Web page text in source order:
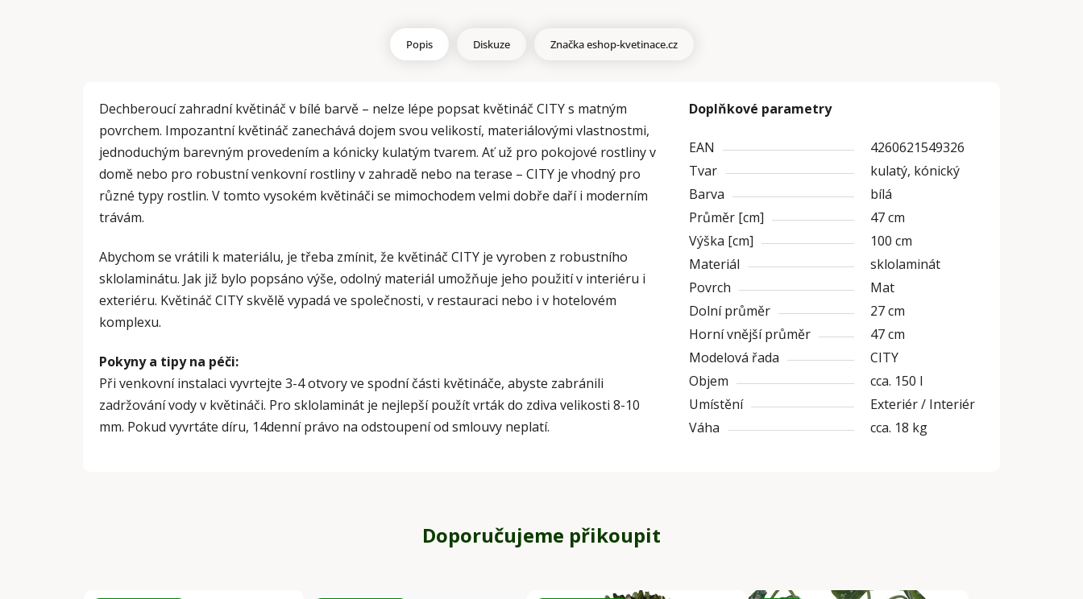
Popis Diskuze Značkaeshop-kvetinace.cz
Dechberoucí zahradní květináč v bílé barvě – nelze lépe popsat květináč CITY s matným
povrchem. Impozantní květináč zanechává dojem svou velikostí, materiálovými vlastnostmi,
jednoduchým barevným provedením a kónicky kulatým tvarem. Ať už pro pokojové rostliny v
domě nebo pro robustní venkovní rostliny v zahradě nebo na terase – CITY je vhodný pro
různé typy rostlin. V tomto vysokém květináči se mimochodem velmi dobře daří i moderním
trávám.
Abychom se vrátili k materiálu, je třeba zmínit, že květináč CITY je vyroben z robustního
sklolaminátu. Jak již bylo popsáno výše, odolný materiál umožňuje jeho použití v interiéru i
exteriéru. Květináč CITY skvělě vypadá ve společnosti, v restauraci nebo i v hotelovém
komplexu.
Pokyny a tipy na péči:
Při venkovní instalaci vyvrtejte 3-4 otvory ve spodní části květináče, abyste zabránili
zadržování vody v květináči. Pro sklolaminát je nejlepší použít vrták do zdiva velikosti 8-10
mm. Pokud vyvrtáte díru, 14denní právo na odstoupení od smlouvy neplatí.
Doplňkové parametry
EAN
4260621549326
Tvar
kulatý, kónický
Barva
bílá
Průměr [cm]
47 cm
Výška [cm]
100 cm
Materiál
sklolaminát
Povrch
Mat
Dolní průměr
27 cm
Horní vnější průměr
47 cm
Modelová řada
CITY
Objem
cca. 150 l
Umístění
Exteriér / Interiér
Váha
cca. 18 kg
Doporučujeme přikoupit